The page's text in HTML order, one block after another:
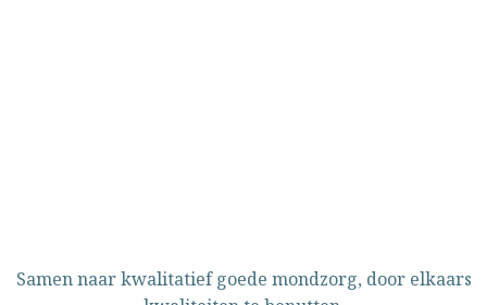
Samen naar kwalitatief goede mondzorg, door elkaars